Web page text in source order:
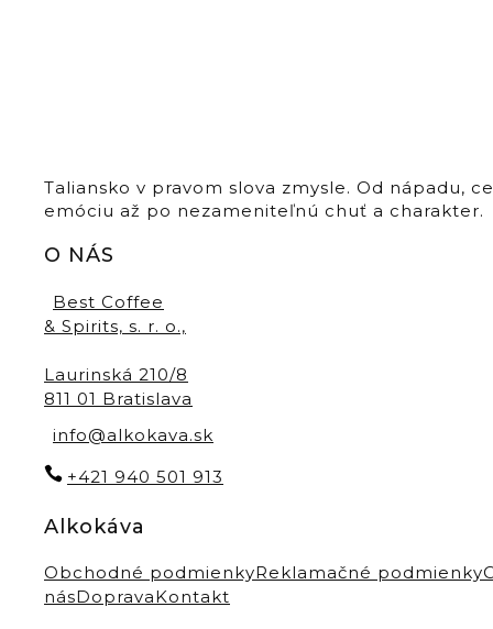
Taliansko v pravom slova zmysle. Od nápadu,
emóciu až po nezameniteľnú chuť a charakter.
O NÁS
Best Coffee
& Spirits, s. r. o.,
Laurinská 210/8
811 01 Bratislava
info@alkokava.sk
+421 940 501 913
Alkokáva
Obchodné podmienkyReklamačné podmienky
násDopravaKontakt